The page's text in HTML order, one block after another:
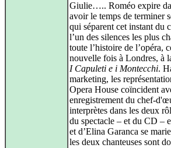
Giulie….. Roméo expire
avoir le temps de terminer
qui séparent cet instant du
l’un des silences les plus
toute l’histoire de l’opéra,
nouvelle fois à Londres, à
I Capuleti e i Montecchi.
marketing, les
Opera House coïncident
enregistrement du chef-
interprètes dans les deux
du spectacle – et du CD –
et d’Elina Garanca se
les deux chanteuses sont